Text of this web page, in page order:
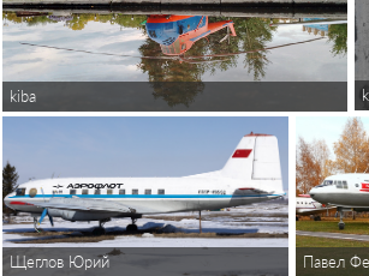
kiba
Щеглов Юрий Павел